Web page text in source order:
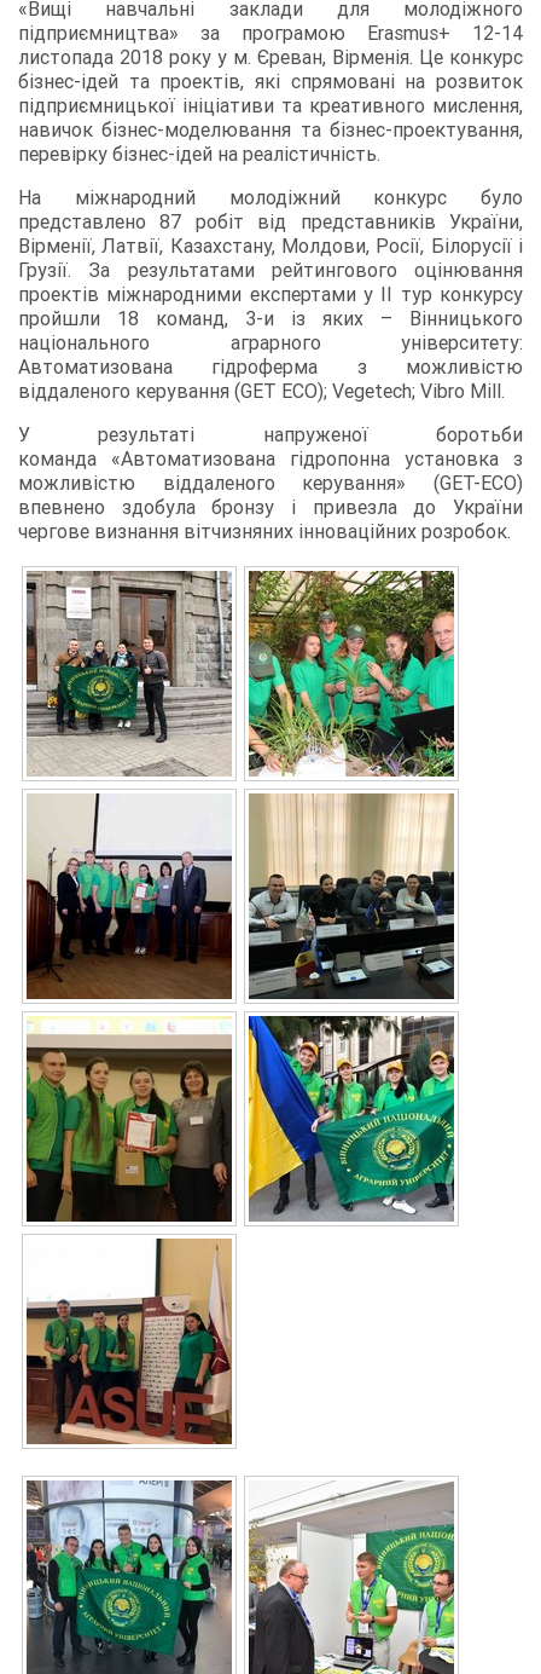
«Вищі навчальні заклади для молодіжного
підприємництва» за програмою Erasmus+ 12-14
листопада 2018 року у м. Єреван, Вірменія. Це конкурс
бізнес-ідей та проектів, які спрямовані на розвиток
підприємницької ініціативи та креативного мислення,
навичок бізнес-моделювання та бізнес-проектування,
перевірку бізнес-ідей на реалістичність.
На міжнародний молодіжний конкурс було
представлено 87 робіт від представників України,
Вірменії, Латвії, Казахстану, Молдови, Росії, Білорусії і
Грузії. За результатами рейтингового оцінювання
проектів міжнародними експертами у ІІ тур конкурсу
пройшли 18 команд, 3-и із яких – Вінницького
національного аграрного університету:
Автоматизована гідроферма з можливістю
віддаленого керування (GET ECO); Vegetech; Vibro Mill.
У результаті напруженої боротьби
команда «Автоматизована гідропонна установка з
можливістю віддаленого керування» (GET-ECO)
впевнено здобула бронзу і привезла до України
чергове визнання вітчизняних інноваційних розробок.